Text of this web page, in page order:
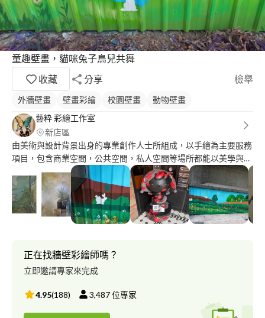
童趣壁畫，貓咪兔子鳥兒共舞
收藏
分享 檢舉
外牆壁畫 壁畫彩繪 校園壁畫
動物壁畫
藝粋 彩繪工作室
新店區
由美術與設計背景出身的專業創作人士所組成，以手繪為主要服務
項目，包含商業空間，公共空間，私人空間等場所都能以美學與實
用的角度提出不同設計構想，以藝術創作者的堅持加上專業設計師
的應變能力打造最能與空間相得益彰的手繪作品． 團隊主要成員
伍耕 2018 國立台北教育大學藝術與造形設計學系 碩士班 2012 東
海大學美術學系 劉伯辰 2018 國立台灣師範大學美術學系 碩士班
2017 東京藝術大學進修 2014 東海大學美術學系 2009 復興美工
正在找牆壁彩繪師嗎？
立即邀請專家來完成
4.95(188) 3,487位專家